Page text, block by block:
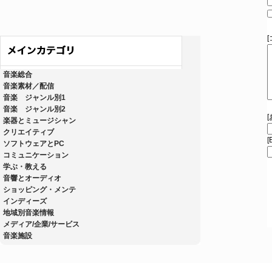
音楽総合
音楽素材／配信
音楽 ジャンル別1
音楽 ジャンル別2
楽器とミュージシャン
クリエイティブ
ソフトウェアとPC
コミュニケーション
学ぶ・教える
音響とオーディオ
ショッピング・メンテ
インディーズ
地域別音楽情報
メディア/企業/サービス
音楽施設
[
[